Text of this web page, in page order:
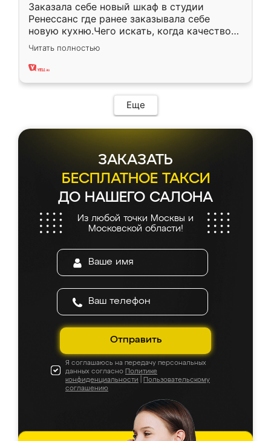
Заказала себе новый шкаф в студии
Ренессанс где ранее заказывала себе
новую кухню.Чего искать, когда качеством
вполне довольна. Служит кухня уже почти
два года, нареканий нет.
Читать полностью
Еще
ЗАКАЗАТЬ
БЕСПЛАТНОЕ ТАКСИ
ДО НАШЕГО САЛОНА
Из любой точки Москвы и
Московской области!
Отправить
Я соглашаюсь на передачу персональных
данных согласно Политике
конфиденциальности
Пользовательскому
соглашению